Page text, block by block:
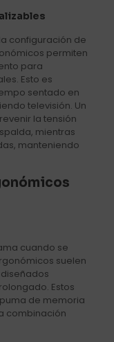
configuración de
permiten
para
Esto es
sentado en
televisión. Un
la tensión
mientras
manteniendo
cuando se
suelen
Estos
de memoria
combinación